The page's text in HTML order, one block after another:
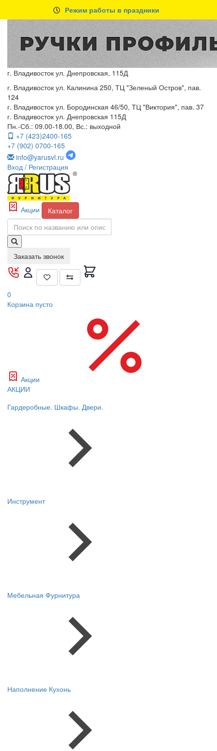
Режим работы в праздники
г. Владивосток ул. Днепровская, 115Д
г. Владивосток ул. Калинина 250, ТЦ "Зеленый Остров", пав.
124
г. Владивосток ул. Бородинская 46/50, ТЦ "Виктория", пав. 37
г. Владивосток ул. Днепровская 115Д
Пн.-Сб.: 09.00-18.00, Вс.: выходной
+7 (423)2400-165
+7 (902) 0700-165
info@yarusvl.ru
Вход / Регистрация
Акции Каталог
Заказать звонок
0
Корзина пусто
Акции
АКЦИИ
Гардеробные. Шкафы. Двери.
Инструмент
Мебельная Фурнитура
Наполнение Кухонь